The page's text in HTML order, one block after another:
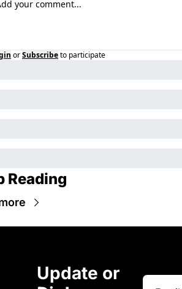
orSubscribeto participate
Reading
Update or